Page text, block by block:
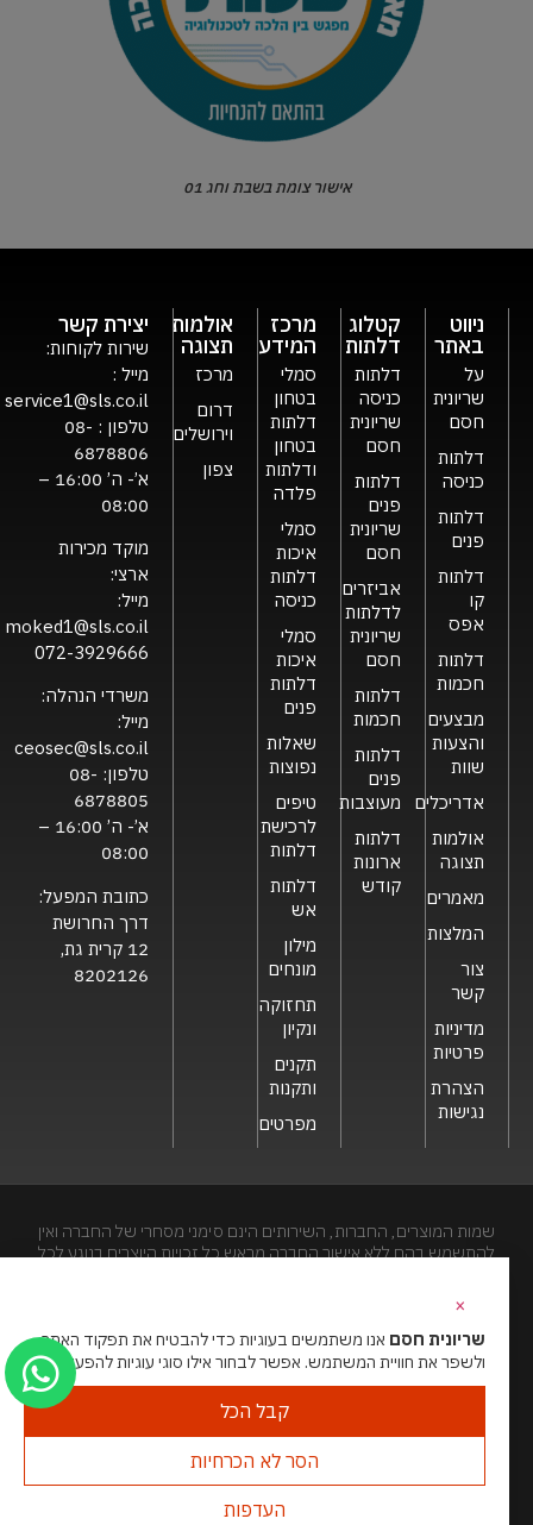
אישור צומת בשבת וחג 01
ניווט
באתר
על
שריונית
חסם
דלתות
כניסה
דלתות
פנים
דלתות
קו
אפס
דלתות
חכמות
מבצעים
והצעות
שוות
אדריכלים
אולמות
תצוגה
מאמרים
המלצות
צור
קשר
מדיניות
פרטיות
הצהרת
נגישות
קטלוג
דלתות
דלתות
כניסה
שריונית
חסם
דלתות
פנים
שריונית
חסם
אביזרים
לדלתות
שריונית
חסם
דלתות
חכמות
דלתות
פנים
מעוצבות
דלתות
ארונות
קודש
מרכז
המידע
סמלי
בטחון
דלתות
בטחון
ודלתות
פלדה
סמלי
איכות
דלתות
כניסה
סמלי
איכות
דלתות
פנים
שאלות
נפוצות
טיפים
לרכישת
דלתות
דלתות
אש
מילון
מונחים
תחזוקה
ונקיון
תקנים
ותקנות
מפרטים
אולמות
תצוגה
מרכז
דרום
וירושלים
צפון
יצירת קשר
שירות לקוחות:
מייל :
service1@sls.co.il
טלפון : 08-
6878806
א’- ה’ 16:00 –
08:00
מוקד מכירות
ארצי:
מייל:
moked1@sls.co.il
072-3929666
משרדי הנהלה:
מייל:
ceosec@sls.co.il
טלפון: 08-
6878805
א’- ה’ 16:00 –
08:00
כתובת המפעל:
דרך החרושת
12 קרית גת,
8202126
שמות המוצרים, החברות, השירותים הינם סימני מסחרי של החברה ואין
להתשמש בהם ללא אישור החברה מראש.כל זכויות היוצרים בנוגע לכל
האתר מנוהל ע”י גאו מדיהסוכנות דיגיטל
×
שריונית חסם אנו משתמשים בעוגיות כדי להבטיח את תפקוד האתר
ולשפר את חוויית המשתמש. אפשר לבחור אילו סוגי עוגיות להפעיל.
קבל הכל
הסר לא הכרחיות
העדפות